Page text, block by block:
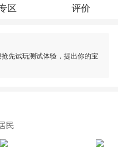
区 评价
先试玩测试体验，提出你的宝
民